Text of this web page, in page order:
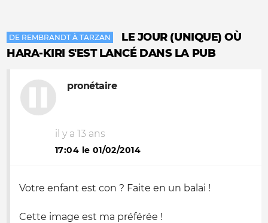
DE REMBRANDT À TARZAN
LE JOUR (UNIQUE) OÙ
HARA-KIRI S'EST LANCÉ DANS LA PUB
pronétaire
il y a 13 ans
17:04 le 01/02/2014
Votre enfant est con ? Faite en un balai !
Cette image est ma préférée !